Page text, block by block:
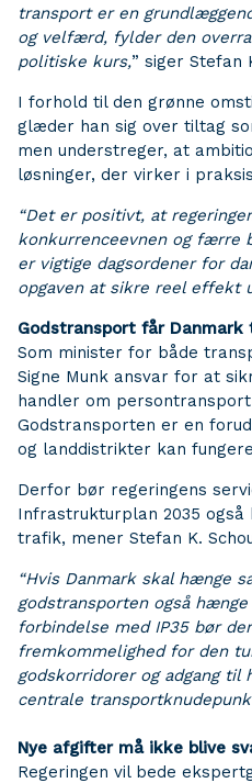
transport er en
og velfærd, fylder den
politiske kurs,” siger Stefan
I forhold til den grønne
glæder han sig over tiltag
men understreger, at
løsninger, der virker i
“Det er positivt, at
konkurrenceevnen og færre
er vigtige dagsordener for
opgaven at sikre reel effekt
Godstransport får
Som minister for både
Signe Munk ansvar for at
handler om
Godstransporten er en
og landdistrikter kan
Derfor bør regeringens
Infrastrukturplan 2035
trafik, mener Stefan K.
“Hvis Danmark skal hænge
godstransporten også
forbindelse med IP35 bør
fremkommelighed for den
godskorridorer og adgang til
centrale
Nye afgifter må ikke blive
Regeringen vil bede